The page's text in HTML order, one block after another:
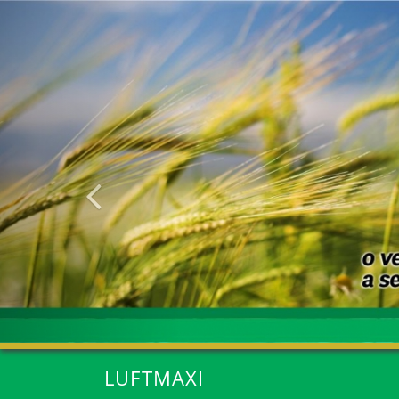
Anterior
LUFTMAXI